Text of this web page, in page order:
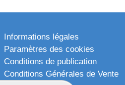
Informations légales
Paramètres des cookies
Conditions de publication
Conditions Générales de Vente